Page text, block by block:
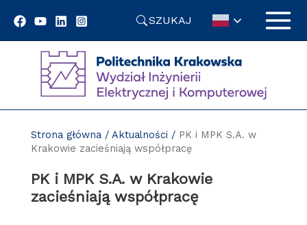
SZUKAJ
Strona główna/ Aktualności / PK i MPK S.A. w
Krakowie zacieśniają współpracę
PK i MPK S.A. w Krakowie
zacieśniają współpracę